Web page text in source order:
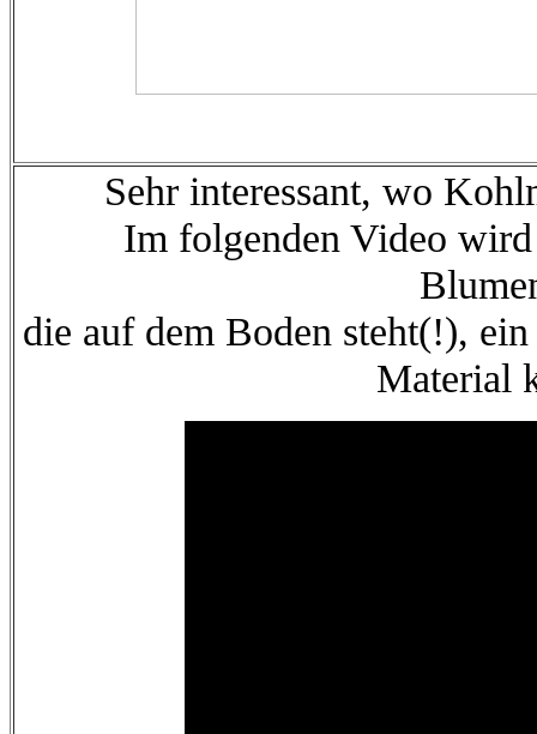
Sehr interessant, wo
Im folgenden Video
die auf dem Boden steht(!),
Material